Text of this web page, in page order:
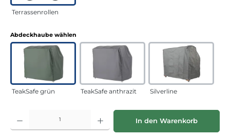
Terrassenrollen
Abdeckhaube wählen
TeakSafe grün TeakSafe anthrazit Silverline
Produkt Anzahl: Gib den gewünschten Wert ein oder benutze die
In den Warenkorb